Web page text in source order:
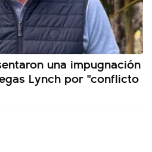
una impugnación
Lynch por "conflicto